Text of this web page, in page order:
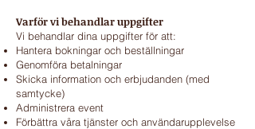
Varför vi behandlar uppgifter
Vi behandlar dina uppgifter för att:
Hantera bokningar och beställningar
Genomföra betalningar
Skicka information och erbjudanden (med
samtycke)
Administrera event
Förbättra våra tjänster och användarupplevelse